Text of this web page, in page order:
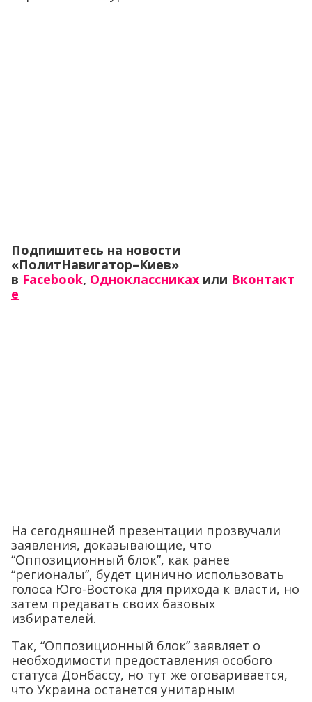
Подпишитесь на новости
«ПолитНавигатор–Киев»
в Facebook, Одноклассниках или Вконтакт
е
На сегодняшней презентации прозвучали
заявления, доказывающие, что
“Оппозиционный блок”, как ранее
“регионалы”, будет цинично использовать
голоса Юго-Востока для прихода к власти, но
затем предавать своих базовых
избирателей.
Так, “Оппозиционный блок” заявляет о
необходимости предоставления особого
статуса Донбассу, но тут же оговаривается,
что Украина останется унитарным